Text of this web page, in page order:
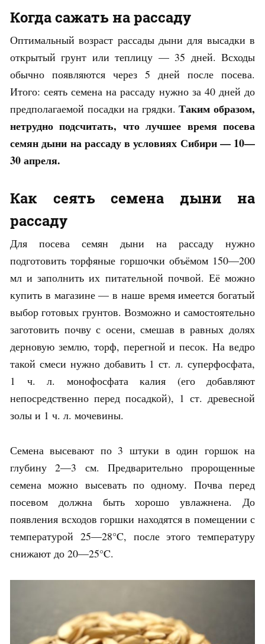
Когда сажать на рассаду
Оптимальный возраст рассады дыни для высадки в
открытый грунт или теплицу — 35 дней. Всходы
обычно появляются через 5 дней после посева.
Итого: сеять семена на рассаду нужно за 40 дней до
предполагаемой посадки на грядки.Таким образом,
нетрудно подсчитать, что лучшее время посева
семян дыни на рассаду в условиях Сибири — 10—
30 апреля.
Как сеять семена дыни на
рассаду
Для посева семян дыни на рассаду нужно
подготовить торфяные горшочки объёмом 150—200
мл и заполнить их питательной почвой. Её можно
купить в магазине — в наше время имеется богатый
выбор готовых грунтов. Возможно и самостоятельно
заготовить почву с осени, смешав в равных долях
дерновую землю, торф, перегной и песок. На ведро
такой смеси нужно добавить 1 ст. л. суперфосфата,
1 ч. л. монофосфата калия (его добавляют
непосредственно перед посадкой), 1 ст. древесной
золы и 1 ч. л. мочевины.
Семена высевают по 3 штуки в один горшок на
глубину 2—3 см. Предварительно пророщенные
семена можно высевать по одному. Почва перед
посевом должна быть хорошо увлажнена. До
появления всходов горшки находятся в помещении с
температурой 25—28°C, после этого температуру
снижают до 20—25°C.